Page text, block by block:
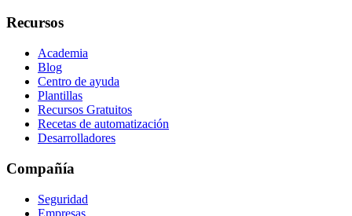
Recursos
Academia
Blog
Centro de ayuda
Plantillas
Recursos Gratuitos
Recetas de automatización
Desarrolladores
Compañía
Seguridad
Empresas